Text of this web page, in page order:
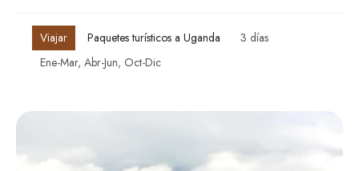
Viajar Paquetes turísticos a Uganda
3 días
Ene-Mar, Abr-Jun, Oct-Dic